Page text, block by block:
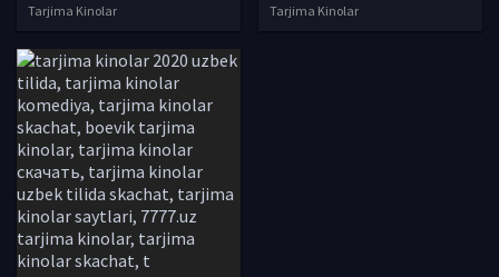
Tarjima Kinolar Tarjima Kinolar